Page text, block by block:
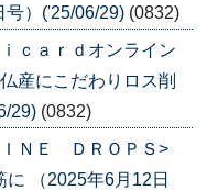
号）('25/06/29) (0832)
ｃａｒｄオンライン
産にこだわりロス削
29) (0832)
ＮＥ ＤＲＯＰＳ>
（2025年6月12日